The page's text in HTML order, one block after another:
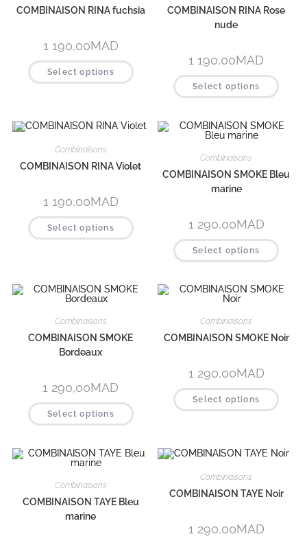
COMBINAISON RINA fuchsia
1 190,00MAD
Select options
COMBINAISON RINA Rose
nude
1 190,00MAD
Select options
Combinaisons
COMBINAISON RINA Violet
1 190,00MAD
Select options
Combinaisons
COMBINAISON SMOKE Bleu
marine
1 290,00MAD
Select options
Combinaisons
COMBINAISON SMOKE
Bordeaux
1 290,00MAD
Select options
Combinaisons
COMBINAISON SMOKE Noir
1 290,00MAD
Select options
Combinaisons
COMBINAISON TAYE Bleu
marine
Combinaisons
COMBINAISON TAYE Noir
1 290,00MAD